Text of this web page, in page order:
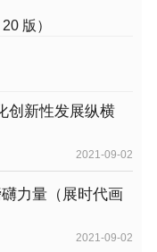
版）
创新性发展纵横
2021-09-02
力量（展时代画
2021-09-02